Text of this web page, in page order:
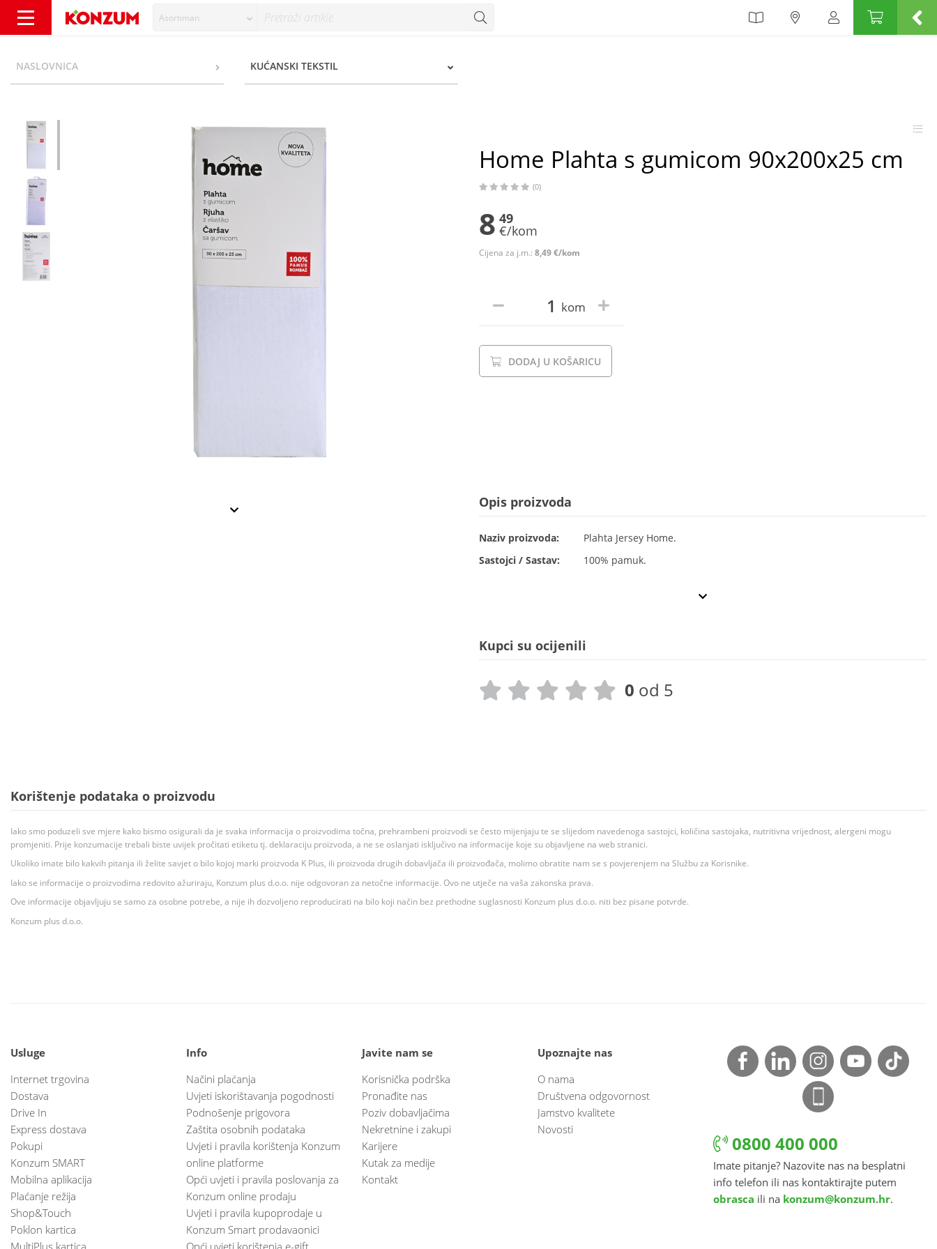
Asortiman
NASLOVNICA KUĆANSKI TEKSTIL
Home Plahta s gumicom 90x200x25 cm
(0)
8 49
€/kom
Cijena za j.m.: 8,49 €/kom
kom
DODAJ U KOŠARICU
Opis proizvoda
Naziv proizvoda:
Plahta Jersey Home.
Sastojci / Sastav:
100% pamuk.
Kupci su ocijenili
0 od 5
Korištenje podataka o proizvodu
Iako smo poduzeli sve mjere kako bismo osigurali da je svaka informacija o proizvodima točna, prehrambeni proizvodi se često mijenjaju te se slijedom navedenoga sastojci, količina sastojaka, nutritivna vrijednost, alergeni mogu
promjeniti. Prije konzumacije trebali biste uvijek pročitati etiketu tj. deklaraciju proizvoda, a ne se oslanjati isključivo na informacije koje su objavljene na web stranici.
Ukoliko imate bilo kakvih pitanja ili želite savjet o bilo kojoj marki proizvoda K Plus, ili proizvoda drugih dobavljača ili proizvođača, molimo obratite nam se s povjerenjem na Službu za Korisnike.
Iako se informacije o proizvodima redovito ažuriraju, Konzum plus d.o.o. nije odgovoran za netočne informacije. Ovo ne utječe na vaša zakonska prava.
Ove informacije objavljuju se samo za osobne potrebe, a nije ih dozvoljeno reproducirati na bilo koji način bez prethodne suglasnosti Konzum plus d.o.o. niti bez pisane potvrde.
Konzum plus d.o.o.
Usluge
Internet trgovina
Dostava
Drive In
Express dostava
Pokupi
Konzum SMART
Mobilna aplikacija
Plaćanje režija
Shop&Touch
Poklon kartica
MultiPlus kartica
Info
Načini plaćanja
Uvjeti iskorištavanja pogodnosti
Podnošenje prigovora
Zaštita osobnih podataka
Uvjeti i pravila korištenja Konzum
online platforme
Opći uvjeti i pravila poslovanja za
Konzum online prodaju
Uvjeti i pravila kupoprodaje u
Konzum Smart prodavaonici
Opći uvjeti korištenja e-gift
Javite nam se
Korisnička podrška
Pronađite nas
Poziv dobavljačima
Nekretnine i zakupi
Karijere
Kutak za medije
Kontakt
Upoznajte nas
O nama
Društvena odgovornost
Jamstvo kvalitete
Novosti
0800 400 000
Imate pitanje? Nazovite nas na besplatni
info telefon ili nas kontaktirajte putem
obrasca ili na konzum@konzum.hr.